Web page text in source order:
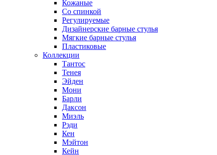
Кожаные
Со спинкой
Регулируемые
Дизайнерские барные стулья
Мягкие барные стулья
Пластиковые
Коллекции
Тантос
Тенея
Эйден
Мони
Барли
Даксон
Миэль
Рэди
Кен
Мэйтон
Кейн